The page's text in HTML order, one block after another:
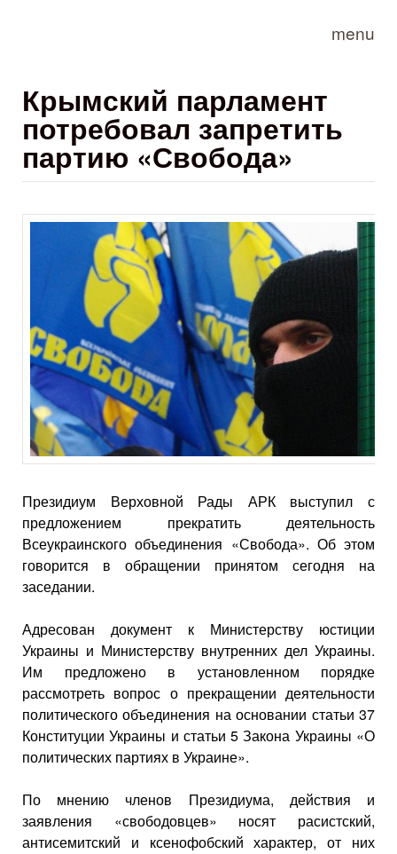
menu
Крымский парламент
потребовал запретить
партию «Свобода»
Президиум Верховной Рады АРК выступил с
предложением прекратить деятельность
Всеукраинского объединения «Свобода». Об этом
говорится в обращении принятом сегодня на
заседании.
Адресован документ к Министерству юстиции
Украины и Министерству внутренних дел Украины.
Им предложено в установленном порядке
рассмотреть вопрос о прекращении деятельности
политического объединения на основании статьи 37
Конституции Украины и статьи 5 Закона Украины «О
политических партиях в Украине».
По мнению членов Президиума, действия и
заявления «свободовцев» носят расистский,
антисемитский и ксенофобский характер, от них